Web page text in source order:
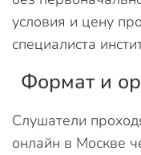
условия и цену
специалиста
Формат и
Слушатели
онлайн в Москве